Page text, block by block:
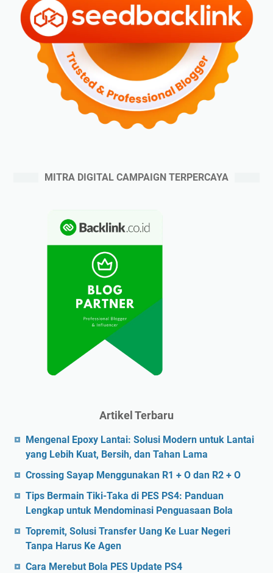
MITRA DIGITAL CAMPAIGN TERPERCAYA
Artikel Terbaru
Mengenal Epoxy Lantai: Solusi Modern untuk Lantai
yang Lebih Kuat, Bersih, dan Tahan Lama
Crossing Sayap Menggunakan R1 + O dan R2 + O
Tips Bermain Tiki-Taka di PES PS4: Panduan
Lengkap untuk Mendominasi Penguasaan Bola
Topremit, Solusi Transfer Uang Ke Luar Negeri
Tanpa Harus Ke Agen
Cara Merebut Bola PES Update PS4